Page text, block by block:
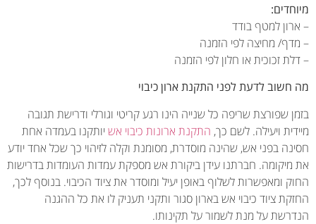
למטף בודד
מחיצה לפי הזמנה
זכוכית או חלון לפי הזמנה
לדעת לפני התקנת ארון כיבוי
שפורצת שריפה כל שנייה הינו רגע קריטי וגורלי ודרישת תגובה
ויעילה. לשם כך,התקנת ארונות כיבוי אשיותקנו בעמדה אחת
בפני אש, שהינה מוסדרת, מסומנת וקלה לזיהוי כך שכל אחד יודע
חברתנו עידן ביקורת אש מספקת עמדות העומדות בדרישות
ומאפשרות לשלוף באופן יעיל ומוסדר את ציוד הכיבוי. בנוסף לכך,
ציוד כיבוי אש בארון סגור ותקני תעניק לו את כל ההגנה
על מנת לשמור על תקינותו.